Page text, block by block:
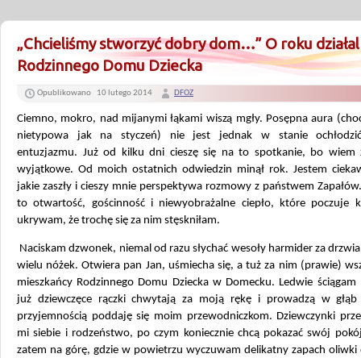
„Chcieliśmy stworzyć dobry dom…” O roku
Rodzinnego Domu Dziecka
Opublikowano 10 lutego 2014 DFOZ
Ciemno, mokro, nad mijanymi łąkami wiszą mgły. Posępna aura
nietypowa jak na styczeń) nie jest jednak w stanie
entuzjazmu. Już od kilku dni cieszę się na to spotkanie, bo wiem
wyjątkowe. Od moich ostatnich odwiedzin minął rok. Jestem
jakie zaszły i cieszy mnie perspektywa rozmowy z państwem
to otwartość, gościnność i niewyobrażalne ciepło, które poczuje
ukrywam, że trochę się za nim stęskniłam.
Naciskam dzwonek, niemal od razu słychać wesoły harmider za
wielu nóżek. Otwiera pan Jan, uśmiecha się, a tuż za nim (prawie)
mieszkańcy Rodzinnego Domu Dziecka w Domecku. Ledwie ściągam
już dziewczęce rączki chwytają za moją rękę i prowadzą w
przyjemnością poddaję się moim przewodniczkom. Dziewczynki
mi siebie i rodzeństwo, po czym koniecznie chcą pokazać swój
zatem na górę, gdzie w powietrzu wyczuwam delikatny zapach oliwki